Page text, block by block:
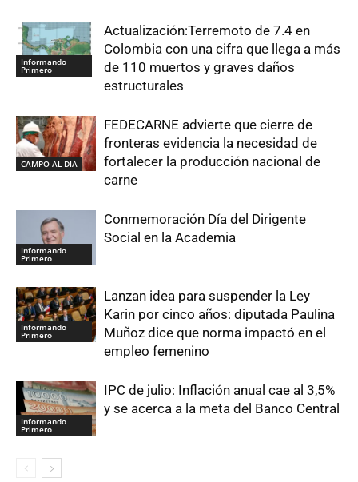
Informando
Primero
Actualización:Terremoto de 7.4 en
Colombia con una cifra que llega a más
de 110 muertos y graves daños
estructurales
CAMPO AL DIA
FEDECARNE advierte que cierre de
fronteras evidencia la necesidad de
fortalecer la producción nacional de
carne
Informando
Primero
Conmemoración Día del Dirigente
Social en la Academia
Informando
Primero
Lanzan idea para suspender la Ley
Karin por cinco años: diputada Paulina
Muñoz dice que norma impactó en el
empleo femenino
Informando
Primero
IPC de julio: Inflación anual cae al 3,5%
y se acerca a la meta del Banco Central